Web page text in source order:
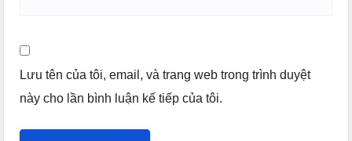
Lưu tên của tôi, email, và trang web trong trình duyệt
này cho lần bình luận kế tiếp của tôi.